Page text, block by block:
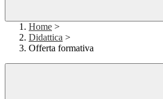
Home >
Didattica >
Offerta formativa